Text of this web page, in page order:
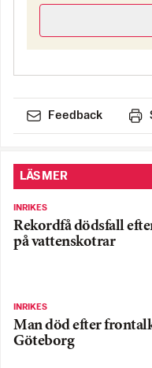
Feedback
LÄS MER
INRIKES
Rekordfå dödsfall
på vattenskotrar
INRIKES
Man död efter
Göteborg